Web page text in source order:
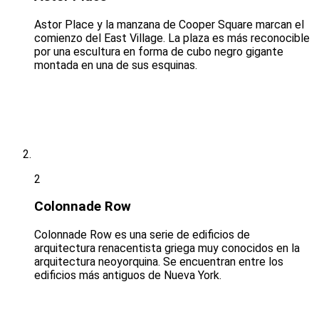
Astor Place y la manzana de Cooper Square marcan el
comienzo del East Village. La plaza es más reconocible
por una escultura en forma de cubo negro gigante
montada en una de sus esquinas.
2
Colonnade Row
Colonnade Row es una serie de edificios de
arquitectura renacentista griega muy conocidos en la
arquitectura neoyorquina. Se encuentran entre los
edificios más antiguos de Nueva York.